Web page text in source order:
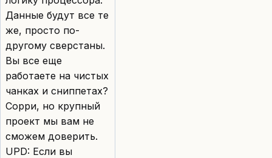
Данные будут все те
же, просто по-
другому сверстаны.
Вы все еще
работаете на чистых
чанках и сниппетах?
Сорри, но крупный
проект мы вам не
сможем доверить.
UPD: Если вы